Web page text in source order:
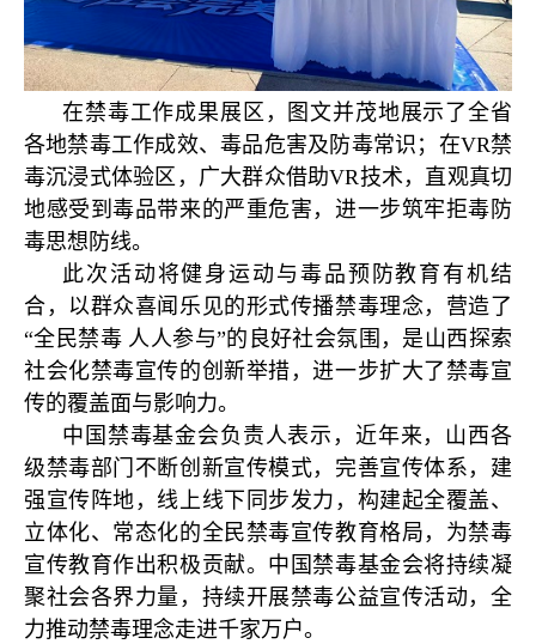
在禁毒工作成果展区，图文并茂地展示了全省
各地禁毒工作成效、毒品危害及防毒常识；在VR禁
毒沉浸式体验区，广大群众借助VR技术，直观真切
地感受到毒品带来的严重危害，进一步筑牢拒毒防
毒思想防线。
此次活动将健身运动与毒品预防教育有机结
合，以群众喜闻乐见的形式传播禁毒理念，营造了
“全民禁毒 人人参与”的良好社会氛围，是山西探索
社会化禁毒宣传的创新举措，进一步扩大了禁毒宣
传的覆盖面与影响力。
中国禁毒基金会负责人表示，近年来，山西各
级禁毒部门不断创新宣传模式，完善宣传体系，建
强宣传阵地，线上线下同步发力，构建起全覆盖、
立体化、常态化的全民禁毒宣传教育格局，为禁毒
宣传教育作出积极贡献。中国禁毒基金会将持续凝
聚社会各界力量，持续开展禁毒公益宣传活动，全
力推动禁毒理念走进千家万户。